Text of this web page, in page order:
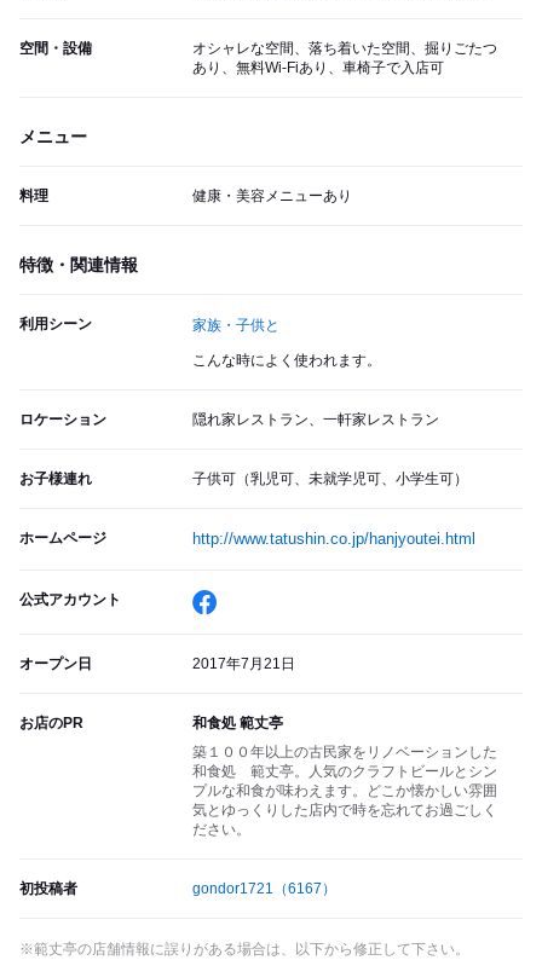
空間・設備
オシャレな空間、落ち着いた空間、掘りごたつ
あり、無料Wi-Fiあり、車椅子で入店可
メニュー
料理 健康・美容メニューあり
特徴・関連情報
利用シーン 家族・子供と
こんな時によく使われます。
ロケーション 隠れ家レストラン、一軒家レストラン
お子様連れ 子供可（乳児可、未就学児可、小学生可）
ホームページ http://www.tatushin.co.jp/hanjyoutei.html
公式アカウント
オープン日 2017年7月21日
お店のPR
和食処 範丈亭
築１００年以上の古民家をリノベーションした
和食処 範丈亭。人気のクラフトビールとシン
プルな和食が味わえます。どこか懐かしい雰囲
気とゆっくりした店内で時を忘れてお過ごしく
ださい。
初投稿者 gondor1721 （6167）
※範丈亭の店舗情報に誤りがある場合は、以下から修正して下さい。